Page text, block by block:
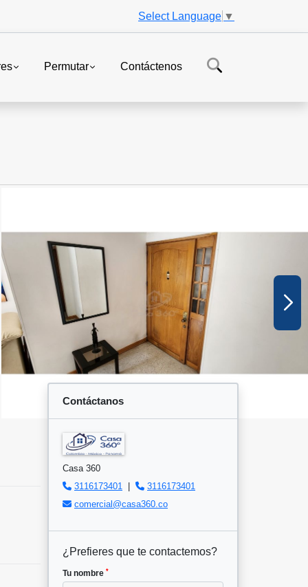
Select Language ▼
Permutar Contáctenos
Contáctanos
Casa 360
3116173401
3116173401
comercial@casa360.co
¿Prefieres que te contactemos?
Tu nombre *